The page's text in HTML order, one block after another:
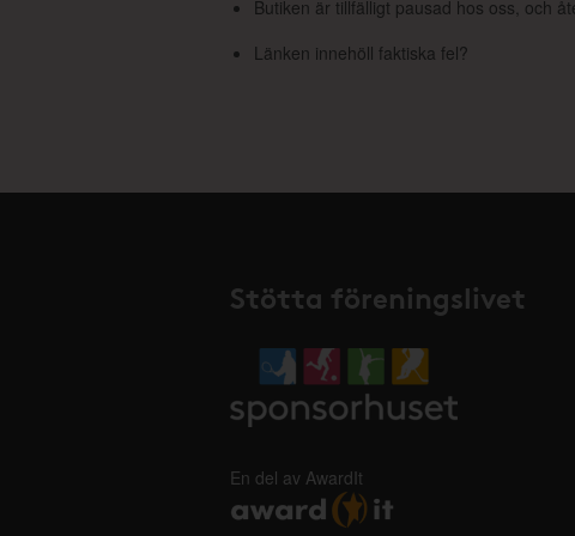
Butiken är tillfälligt pausad hos oss, och
Länken innehöll faktiska fel?
Stötta föreningslivet
En del av AwardIt